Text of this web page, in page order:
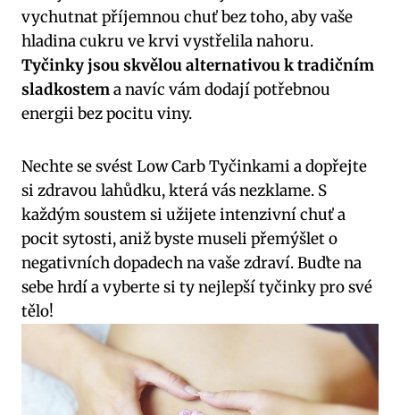
vychutnat příjemnou⁢ chuť bez toho, aby vaše
hladina‍ cukru ve‌ krvi vystřelila‍ nahoru.
Tyčinky jsou skvělou alternativou k tradičním
⁤sladkostem‍a navíc vám dodají potřebnou
energii ​bez pocitu​ viny.
Nechte se svést Low‍ Carb ⁣Tyčinkami a dopřejte
⁢si zdravou lahůdku, která vás nezklame. S
každým⁣ soustem si ‍užijete intenzivní chuť a⁢
pocit sytosti, aniž byste museli přemýšlet o
negativních ​dopadech na⁢ vaše zdraví. Buďte na
sebe ‍hrdí a vyberte si ty nejlepší tyčinky ⁢pro své
tělo!